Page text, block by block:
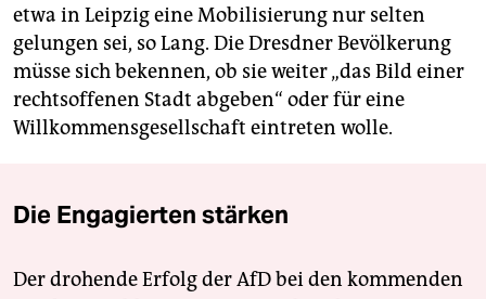
etwa in Leipzig eine Mobilisierung nur selten
gelungen sei, so Lang. Die Dresdner Bevölkerung
müsse sich bekennen, ob sie weiter „das Bild einer
rechtsoffenen Stadt abgeben“ oder für eine
Willkommensgesellschaft eintreten wolle.
Die Engagierten stärken
Der drohende Erfolg der AfD bei den kommenden